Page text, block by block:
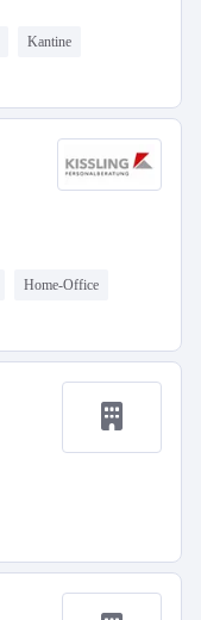
Kantine
Home-Office